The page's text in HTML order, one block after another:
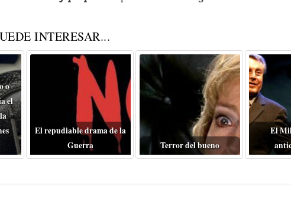
INTERESAR...
o
el
El repudiable drama de la
Guerra
Terror del bueno
El